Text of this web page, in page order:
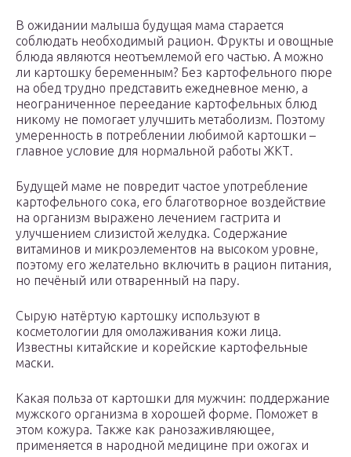
В ожидании малыша будущая мама старается
соблюдать необходимый рацион. Фрукты и овощные
блюда являются неотъемлемой его частью. А можно
ли картошку беременным? Без картофельного пюре
на обед трудно представить ежедневное меню, а
неограниченное переедание картофельных блюд
никому не помогает улучшить метаболизм. Поэтому
умеренность в потреблении любимой картошки –
главное условие для нормальной работы ЖКТ.
Будущей маме не повредит частое употребление
картофельного сока, его благотворное воздействие
на организм выражено лечением гастрита и
улучшением слизистой желудка. Содержание
витаминов и микроэлементов на высоком уровне,
поэтому его желательно включить в рацион питания,
но печёный или отваренный на пару.
Сырую натёртую картошку используют в
косметологии для омолаживания кожи лица.
Известны китайские и корейские картофельные
маски.
Какая польза от картошки для мужчин: поддержание
мужского организма в хорошей форме. Поможет в
этом кожура. Также как ранозаживляющее,
применяется в народной медицине при ожогах и